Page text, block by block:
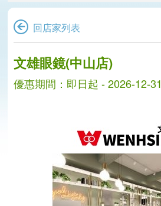
回店家列表
文雄眼鏡(中山店)
優惠期間：即日起 - 2026-12-31